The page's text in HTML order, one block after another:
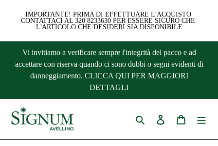
IMPORTANTE! PRIMA DI EFFETTUARE L'ACQUISTO
CONTATTACI AL 320 8233630 PER ESSERE SICURO CHE
L'ARTICOLO CHE DESIDERI SIA DISPONIBILE
direttamente
Vi invitiamo a verificare sempre l'integrità del pacco e ad
accettare con riserva quando ci sono dubbi o segni evidenti di
danneggiamento. CLICCA QUI PER MAGGIORI
DETTAGLI
Cerca Accedi Carrello